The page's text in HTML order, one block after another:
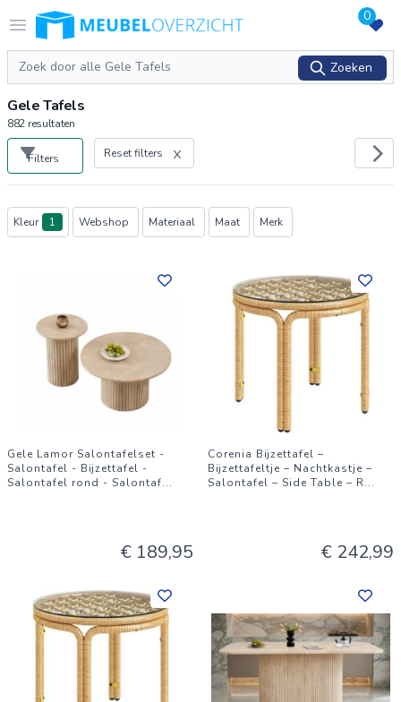
Open menu
Logo Meubeloverzicht.nl 0
Zoeken
Zoeken
Gele Tafels
882 resultaten
Filters Reset filters
Producten
Kleur 1 Webshop Materiaal Maat Merk
Gele Lamor Salontafelset -
Salontafel - Bijzettafel -
Salontafel rond - Salontaf...
€ 189,95
Corenia Bijzettafel –
Bijzettafeltje – Nachtkastje –
Salontafel – Side Table – R...
€ 242,99